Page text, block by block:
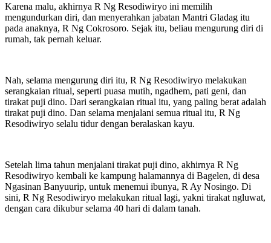
Karena malu, akhirnya R Ng Resodiwiryo ini memilih
mengundurkan diri, dan menyerahkan jabatan Mantri Gladag itu
pada anaknya, R Ng Cokrosoro. Sejak itu, beliau mengurung diri di
rumah, tak pernah keluar.
Nah, selama mengurung diri itu, R Ng Resodiwiryo melakukan
serangkaian ritual, seperti puasa mutih, ngadhem, pati geni, dan
tirakat puji dino. Dari serangkaian ritual itu, yang paling berat adalah
tirakat puji dino. Dan selama menjalani semua ritual itu, R Ng
Resodiwiryo selalu tidur dengan beralaskan kayu.
Setelah lima tahun menjalani tirakat puji dino, akhirnya R Ng
Resodiwiryo kembali ke kampung halamannya di Bagelen, di desa
Ngasinan Banyuurip, untuk menemui ibunya, R Ay Nosingo. Di
sini, R Ng Resodiwiryo melakukan ritual lagi, yakni tirakat ngluwat,
dengan cara dikubur selama 40 hari di dalam tanah.